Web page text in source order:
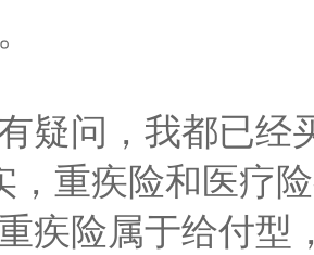
疑问，我都已经
，重疾险和医疗
疾险属于给付型